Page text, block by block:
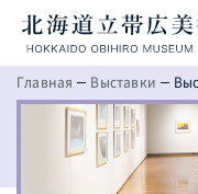
Главная Выставки